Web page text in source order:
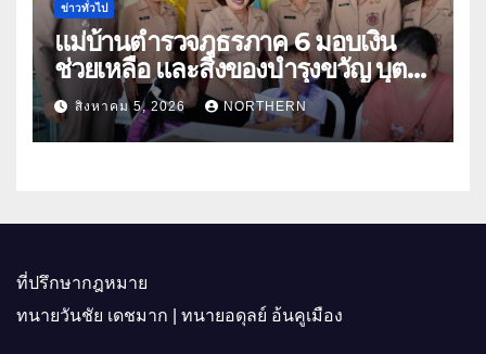
ข่าวทั่วไป
แม่บ้านตำรวจภูธรภาค 6 มอบเงิน
ช่วยเหลือ และสิ่งของบำรุงขวัญ บุตร-
ธิดา ข้าราชการตำรวจจังหวัด
อุทัยธานี
สิงหาคม 5, 2026 NORTHERN
ที่ปรึกษากฎหมาย
ทนายวันชัย เดชมาก | ทนายอดุลย์ อ้นคูเมือง